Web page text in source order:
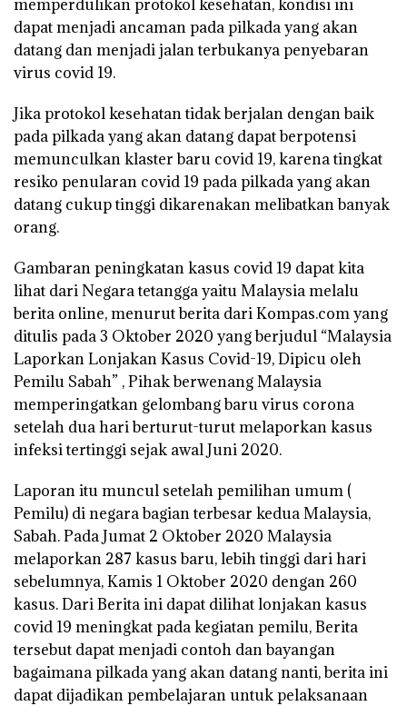
memperdulikan protokol kesehatan, kondisi ini
dapat menjadi ancaman pada pilkada yang akan
datang dan menjadi jalan terbukanya penyebaran
virus covid 19.
Jika protokol kesehatan tidak berjalan dengan baik
pada pilkada yang akan datang dapat berpotensi
memunculkan klaster baru covid 19, karena tingkat
resiko penularan covid 19 pada pilkada yang akan
datang cukup tinggi dikarenakan melibatkan banyak
orang.
Gambaran peningkatan kasus covid 19 dapat kita
lihat dari Negara tetangga yaitu Malaysia melalu
berita online, menurut berita dari Kompas.com yang
ditulis pada 3 Oktober 2020 yang berjudul “Malaysia
Laporkan Lonjakan Kasus Covid-19, Dipicu oleh
Pemilu Sabah” , Pihak berwenang Malaysia
memperingatkan gelombang baru virus corona
setelah dua hari berturut-turut melaporkan kasus
infeksi tertinggi sejak awal Juni 2020.
Laporan itu muncul setelah pemilihan umum (
Pemilu) di negara bagian terbesar kedua Malaysia,
Sabah. Pada Jumat 2 Oktober 2020 Malaysia
melaporkan 287 kasus baru, lebih tinggi dari hari
sebelumnya, Kamis 1 Oktober 2020 dengan 260
kasus. Dari Berita ini dapat dilihat lonjakan kasus
covid 19 meningkat pada kegiatan pemilu, Berita
tersebut dapat menjadi contoh dan bayangan
bagaimana pilkada yang akan datang nanti, berita ini
dapat dijadikan pembelajaran untuk pelaksanaan